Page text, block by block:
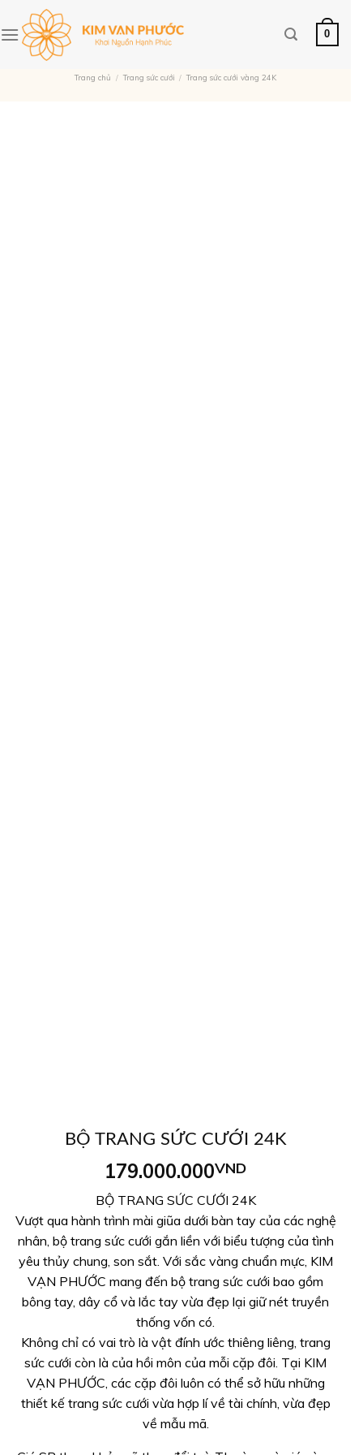
to
content
0
Trang chủ / Trang sức cưới / Trang sức cưới vàng 24K
BỘ TRANG SỨC CƯỚI 24K
179.000.000VND
BỘ TRANG SỨC CƯỚI 24K
Vượt qua hành trình mài giũa dưới bàn tay của các nghệ
nhân, bộ trang sức cưới gắn liền với biểu tượng của tình
yêu thủy chung, son sắt. Với sắc vàng chuẩn mực, KIM
VẠN PHƯỚC mang đến bộ trang sức cưới bao gồm
bông tay, dây cổ và lắc tay vừa đẹp lại giữ nét truyền
thống vốn có.
Không chỉ có vai trò là vật đính ước thiêng liêng, trang
sức cưới còn là của hồi môn của mỗi cặp đôi. Tại KIM
VẠN PHƯỚC, các cặp đôi luôn có thể sở hữu những
thiết kế trang sức cưới vừa hợp lí về tài chính, vừa đẹp
về mẫu mã.
NHẬN NGAY VOUCHER LÊN ĐẾN 9%